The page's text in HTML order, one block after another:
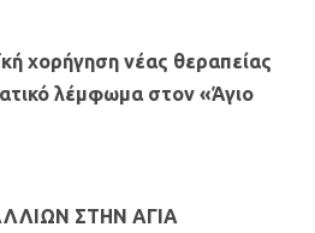
χορήγηση νέας θεραπείας
λέμφωμα στον «Άγιο
ΣΤΗΝ ΑΓΙΑ